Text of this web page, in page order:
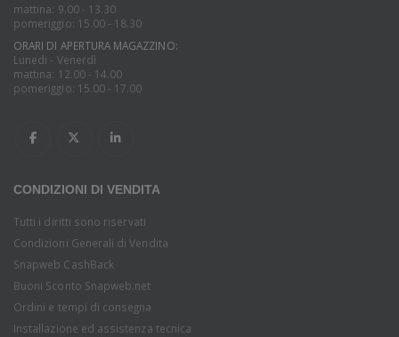
mattina: 9.00 - 13.30
pomeriggio: 15.00 - 18.30
ORARI DI APERTURA MAGAZZINO:
Lunedi - Venerdì
mattina: 12.00 - 14.00
pomeriggio: 15.00 - 17.00
CONDIZIONI DI VENDITA
Tutti i diritti sono riservati
Condizioni Generali di Vendita
Snapweb CashBack
Buoni Sconto Snapweb.net
Ordini e tempi di consegna
Installazione ed assistenza tecnica